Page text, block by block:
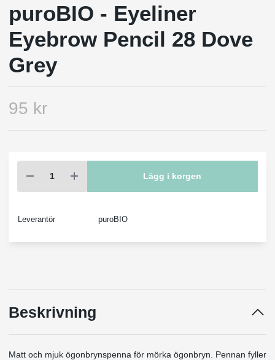
puroBIO - Eyeliner
Eyebrow Pencil 28 Dove
Grey
95 kr
Lägg i korgen
Leverantör puroBIO
Beskrivning
Matt och mjuk ögonbrynspenna för mörka ögonbryn. Pennan fyller